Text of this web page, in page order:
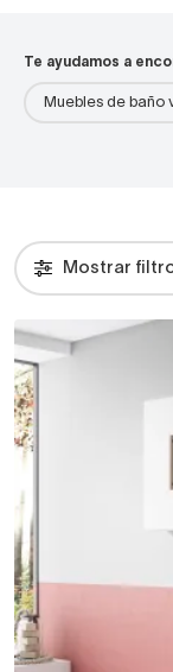
Te ayudamos a
Muebles de baño
Mostrar